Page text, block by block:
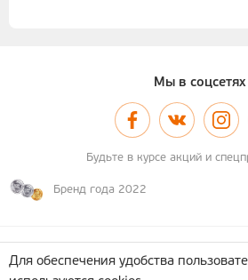
Для обеспечения удобства
Мы в соцсетях
Будьте в курсе акций и
Бренд года 2022